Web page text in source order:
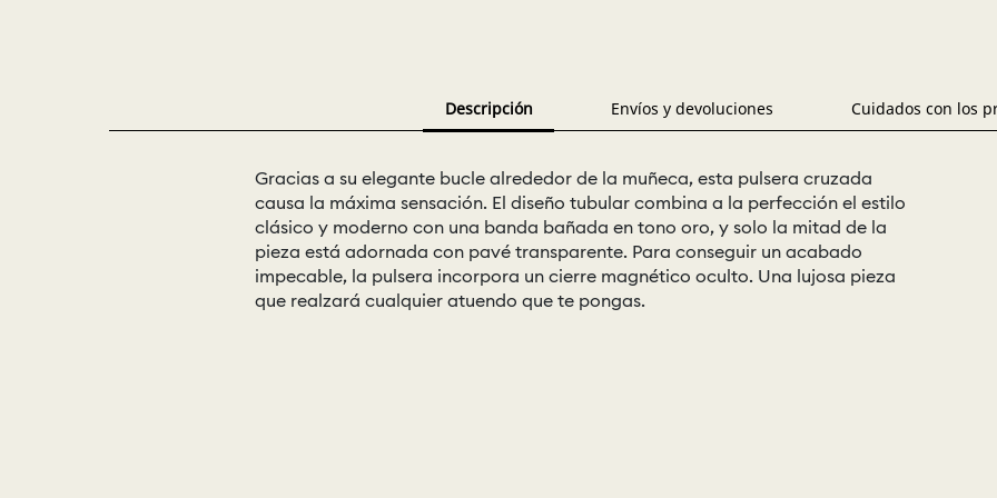
Descripción Envíos y devoluciones Cuidados con los
Gracias a su elegante bucle alrededor de la muñeca, esta pulsera cruzada
causa la máxima sensación. El diseño tubular combina a la perfección el estilo
clásico y moderno con una banda bañada en tono oro, y solo la mitad de la
pieza está adornada con pavé transparente. Para conseguir un acabado
impecable, la pulsera incorpora un cierre magnético oculto. Una lujosa pieza
que realzará cualquier atuendo que te pongas.